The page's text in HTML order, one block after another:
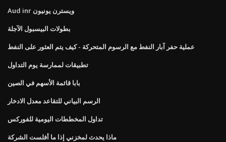
Aud inr ويسترن يونيون
بطولات البيسبول الآجلة
عملية حفر آبار النفط مع الرسوم المتحركة - كيف يتم العثور على النفط
تطبيقات لممارسة يوم التداول
بابا قائمة الأسهم في الصين
الرسم البياني للتقاعد معدل الادخار
تداول المخططات اليومية للفوركس
ماذا يحدث لمخزني إذا ما أفلست الشركة